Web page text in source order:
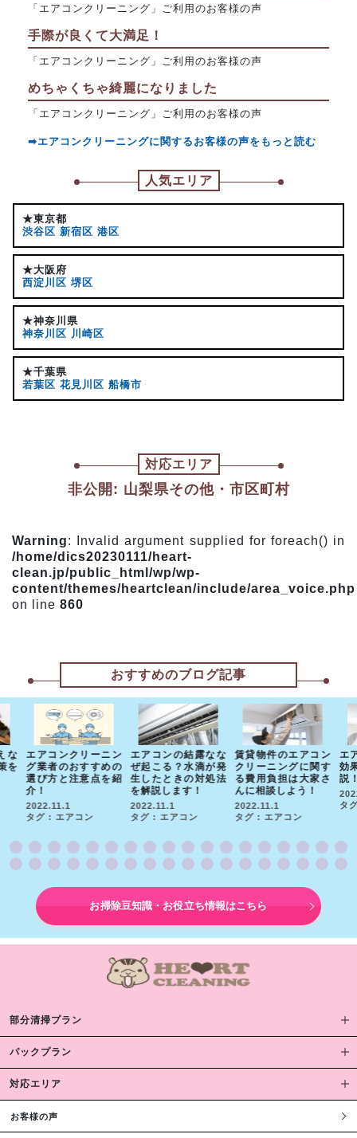
「エアコンクリーニング」ご利用のお客様の声
手際が良くて大満足！
「エアコンクリーニング」ご利用のお客様の声
めちゃくちゃ綺麗になりました
「エアコンクリーニング」ご利用のお客様の声
➡エアコンクリーニングに関するお客様の声をもっと読む
人気エリア
★東京都
渋谷区 新宿区 港区
★大阪府
西淀川区 堺区
★神奈川県
神奈川区 川崎区
★千葉県
若葉区 花見川区 船橋市
対応エリア
非公開: 山梨県その他・市区町村
Warning: Invalid argument supplied for foreach() in
/home/dics20230111/heart-
clean.jp/public_html/wp/wp-
content/themes/heartclean/include/area_voice.php
on line 860
おすすめのブログ記事
な
を
エアコンクリーニン
グ業者のおすすめの
選び方と注意点を紹
介！
2022.11.1
タグ : エアコン
エアコンの結露なな
ぜ起こる？水滴が発
生したときの対処法
を解説します！
2022.11.1
タグ : エアコン
賃貸物件のエアコン
クリーニングに関す
る費用負担は大家さ
んに相談しよう！
2022.11.1
タグ : エアコン
エ
効
説
タ
お掃除豆知識・お役立ち情報はこちら
部分清掃プラン
パックプラン
対応エリア
お客様の声